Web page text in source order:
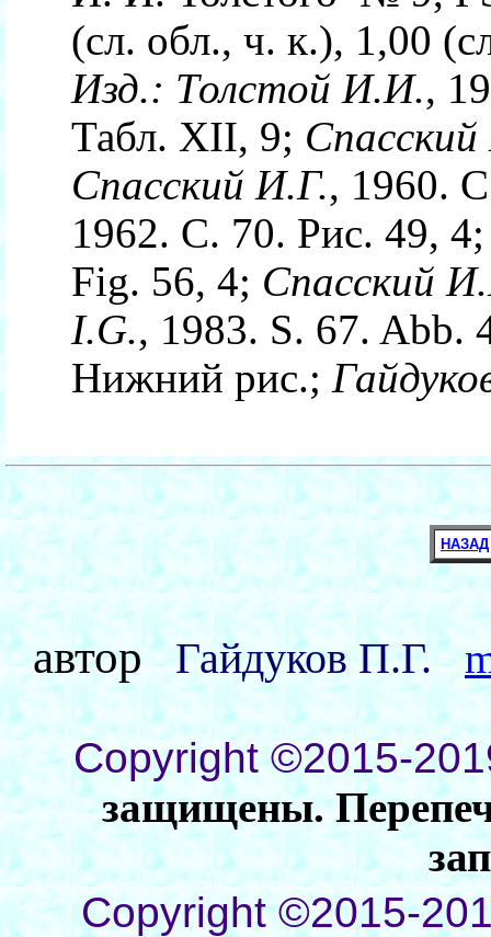
(сл. обл., ч. к.), 1,00
Изд.: Толстой И.И.,
Табл. XII, 9;
Спасский И.Г., 1960.
1962. С. 70. Рис. 49,
Fig. 56, 4; Спасский
I.G., 1983. S. 67. Abb.
Нижний рис.;
НАЗАД
автор Гайдуков П.Г.
Copyright ©2015-
защищены.
Copyright ©2015-